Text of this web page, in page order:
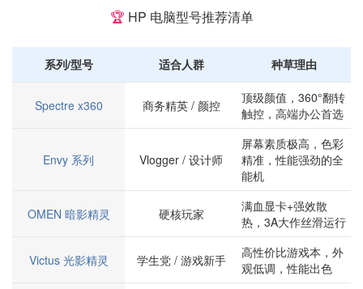
🏆 HP 电脑型号推荐清单
系列/型号 适合人群 种草理由
Spectre x360 商务精英 / 颜控
顶级颜值，360°翻转
触控，高端办公首选
Envy 系列 Vlogger / 设计师
屏幕素质极高，色彩
精准，性能强劲的全
能机
OMEN 暗影精灵 硬核玩家
满血显卡+强效散
热，3A大作丝滑运行
Victus 光影精灵 学生党 / 游戏新手
高性价比游戏本，外
观低调，性能出色